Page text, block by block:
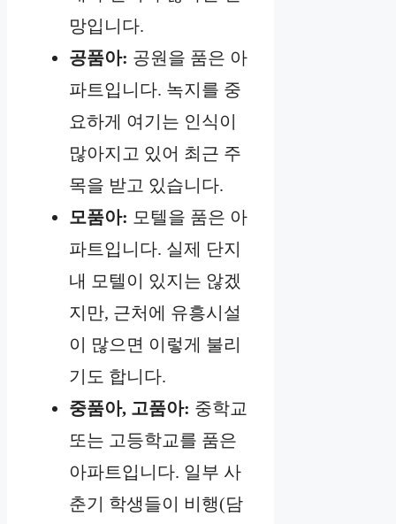
망입니다.
공품아: 공원을 품은 아
파트입니다. 녹지를 중
요하게 여기는 인식이
많아지고 있어 최근 주
목을 받고 있습니다.
모품아: 모텔을 품은 아
파트입니다. 실제 단지
내 모텔이 있지는 않겠
지만, 근처에 유흥시설
이 많으면 이렇게 불리
기도 합니다.
중품아, 고품아: 중학교
또는 고등학교를 품은
아파트입니다. 일부 사
춘기 학생들이 비행(담